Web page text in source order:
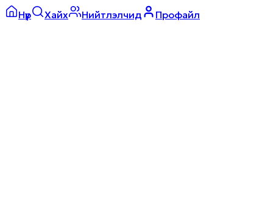
Нүүр Хайх Нийтлэлчид Профайл